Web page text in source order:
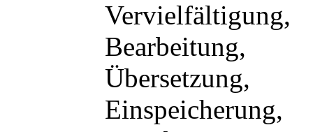
Vervielfältigung,
Bearbeitung,
Übersetzung,
Einspeicherung,